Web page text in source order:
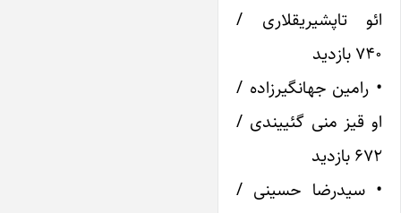
ائو تاپشیریقلاری /
۷۴۰ بازدید
• رامین جهانگیرزاده /
او قیز منی گئییندی /
۶۷۲ بازدید
• سیدرضا حسینی /